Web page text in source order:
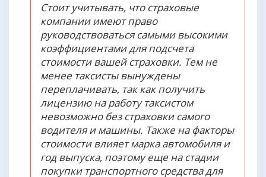
Стоит учитывать, что страховые
компании имеют право
руководствоваться самыми высокими
коэффициентами для подсчета
стоимости вашей страховки. Тем не
менее таксисты вынуждены
переплачивать, так как получить
лицензию на работу таксистом
невозможно без страховки самого
водителя и машины. Также на факторы
стоимости влияет марка автомобиля и
год выпуска, поэтому еще на стадии
покупки транспортного средства для